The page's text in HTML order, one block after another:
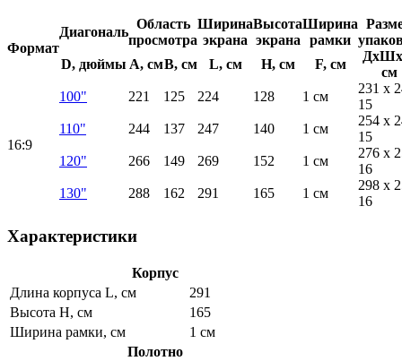
Формат
Диагональ
Область
просмотра
Ширина
экрана
Высота
экрана
Ширина
рамки
D, дюймы A, смB, см L, см H, см F, см
см
16:9
100" 221 125 224 128 1 см
231 x
15
110"
244 137 247 140 1 см
254 x
15
120"
266 149 269 152 1 см
276 x
16
130"
288 162 291 165 1 см
298 x
16
Характеристики
Корпус
Длина корпуса L, см
291
Высота H, см
165
Ширина рамки, см
1 см
Полотно